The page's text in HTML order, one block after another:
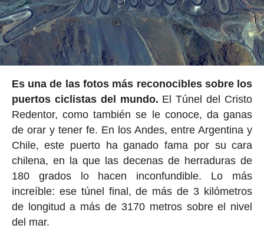
Es una de las fotos más reconocibles sobre los
puertos ciclistas del mundo. El Túnel del Cristo
Redentor, como también se le conoce, da ganas
de orar y tener fe. En los Andes, entre Argentina y
Chile, este puerto ha ganado fama por su cara
chilena, en la que las decenas de herraduras de
180 grados lo hacen inconfundible. Lo más
increíble: ese túnel final, de más de 3 kilómetros
de longitud a más de 3170 metros sobre el nivel
del mar.